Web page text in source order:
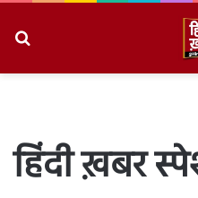
हिंदी ख़बर